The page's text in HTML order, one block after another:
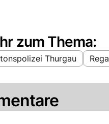
zum Thema:
Thurgau Rega